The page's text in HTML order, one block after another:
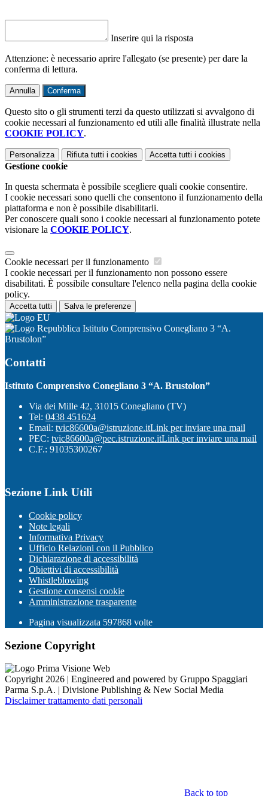
Inserire qui la risposta
Attenzione: è necessario aprire l'allegato (se presente) per dare la
conferma di lettura.
Annulla Conferma
Questo sito o gli strumenti terzi da questo utilizzati si avvalgono di
cookie necessari al funzionamento ed utili alle finalità illustrate nella
COOKIE POLICY.
Personalizza Rifiuta tutti i cookies Accetta tutti i cookies
Gestione cookie
In questa schermata è possibile scegliere quali cookie consentire.
I cookie necessari sono quelli che consentono il funzionamento della
piattaforma e non è possibile disabilitarli.
Per conoscere quali sono i cookie necessari al funzionamento potete
visionare la COOKIE POLICY.
Cookie necessari per il funzionamento
I cookie necessari per il funzionamento non possono essere
disabilitati. È possibile consultare l'elenco nella pagina della cookie
policy.
Accetta tutti Salva le preferenze
Istituto Comprensivo Conegliano 3 “A.
Brustolon”
Contatti
Istituto Comprensivo Conegliano 3 “A. Brustolon”
Via dei Mille 42, 31015 Conegliano (TV)
Tel: 0438 451624
Email: tvic86600a@istruzione.itLink per inviare una mail
PEC: tvic86600a@pec.istruzione.itLink per inviare una mail
C.F.: 91035300267
Sezione Link Utili
Cookie policy
Note legali
Informativa Privacy
Ufficio Relazioni con il Pubblico
Dichiarazione di accessibilità
Obiettivi di accessibilità
Whistleblowing
Gestione consensi cookie
Amministrazione trasparente
Pagina visualizzata 597868 volte
Sezione Copyright
Copyright 2026 | Engineered and powered by Gruppo Spaggiari
Parma S.p.A. | Divisione Publishing & New Social Media
Disclaimer trattamento dati personali
Back to top